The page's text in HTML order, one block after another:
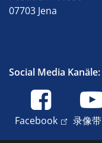
07703 Jena
Social Media Kanäle:
Facebook 录像带